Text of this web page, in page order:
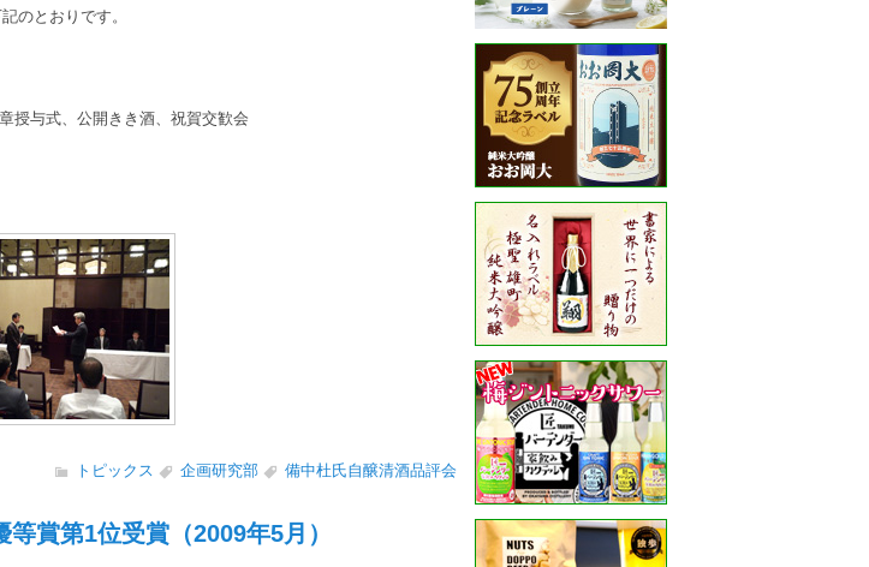
のとおりです。
授与式、公開きき酒、祝賀交歓会
トピックス 企画研究部 備中杜氏自醸清酒品評会
賞第1位受賞（2009年5月）